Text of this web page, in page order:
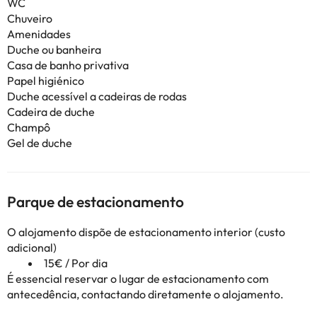
WC
Chuveiro
Amenidades
Duche ou banheira
Casa de banho privativa
Papel higiénico
Duche acessível a cadeiras de rodas
Cadeira de duche
Champô
Gel de duche
Parque de estacionamento
O alojamento dispõe de estacionamento interior (custo
adicional)
15€ / Por dia
É essencial reservar o lugar de estacionamento com
antecedência, contactando diretamente o alojamento.